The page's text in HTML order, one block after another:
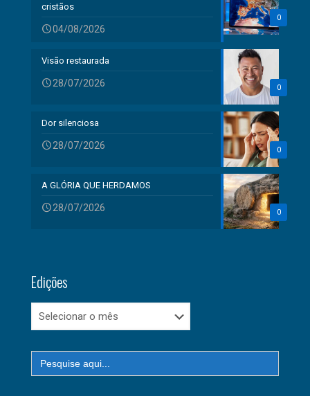
0
cristãos
04/08/2026
0
Visão restaurada
28/07/2026
0
Dor silenciosa
28/07/2026
0
A GLÓRIA QUE HERDAMOS
28/07/2026
Edições
Edições
Search
for: